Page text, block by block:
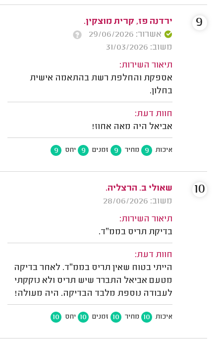
ירדנה פז, קרית מוצקין.
אשרור: 29/06/2026
משוב: 31/03/2026
תיאור השירות:
אספקת והחלפת רשת בהתאמה אישית
בחלון.
חוות דעת:
אביאל היה מאה אחוז!
איכות 9 מחיר 9 זמנים 9 יחס 9
9
שאולי ב. הרצליה.
משוב: 28/06/2026
תיאור השירות:
בדיקת תריס בממ״ד.
חוות דעת:
הייתי בטוח שאין תריס בממ״ד. לאחר בדיקה
מטעם אביאל התברר שיש תריס ולא נזקקתי
לעבודה נוספת מלבד הבדיקה. היה מעולה!
איכות 10 מחיר 10 זמנים 10 יחס 10
10